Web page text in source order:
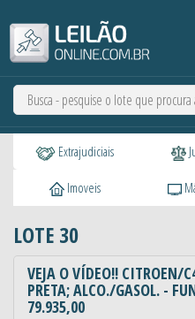
Extrajudiciais
Imoveis
LOTE 30
VEJA O VÍDEO!! CITROEN/
PRETA; ALCO./GASOL. -
79.935,00